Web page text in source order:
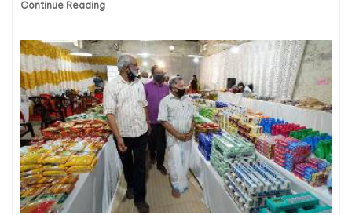
Continue Reading